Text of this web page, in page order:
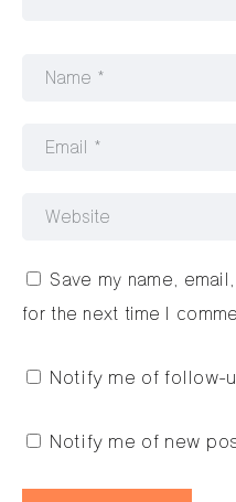
Save my name,
for the next time I
Notify me of follow-
Notify me of new